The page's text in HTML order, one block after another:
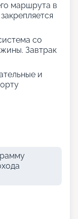
маршрута в
со
Завтрак
и